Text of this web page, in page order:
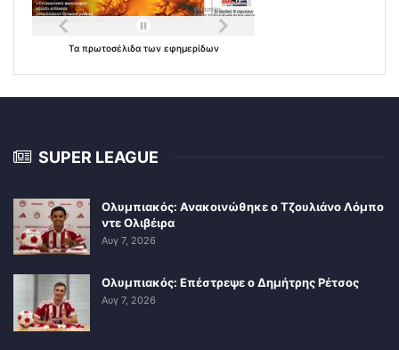
Τα πρωτοσέλιδα των εφημερίδων
SUPER LEAGUE
Ολυμπιακός: Ανακοινώθηκε ο Τζουλιάνο Λόμπο
ντε Ολιβέιρα
Αυγ 7, 2026
Ολυμπιακός: Επέστρεψε ο Δημήτρης Ρέτσος
Αυγ 7, 2026